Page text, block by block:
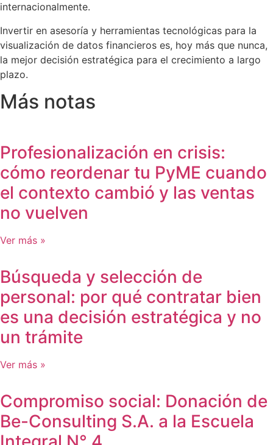
internacionalmente.
Invertir en asesoría y herramientas tecnológicas para la
visualización de datos financieros es, hoy más que nunca,
la mejor decisión estratégica para el crecimiento a largo
plazo.
Más notas
Profesionalización en crisis:
cómo reordenar tu PyME cuando
el contexto cambió y las ventas
no vuelven
Ver más »
Búsqueda y selección de
personal: por qué contratar bien
es una decisión estratégica y no
un trámite
Ver más »
Compromiso social: Donación de
Be-Consulting S.A. a la Escuela